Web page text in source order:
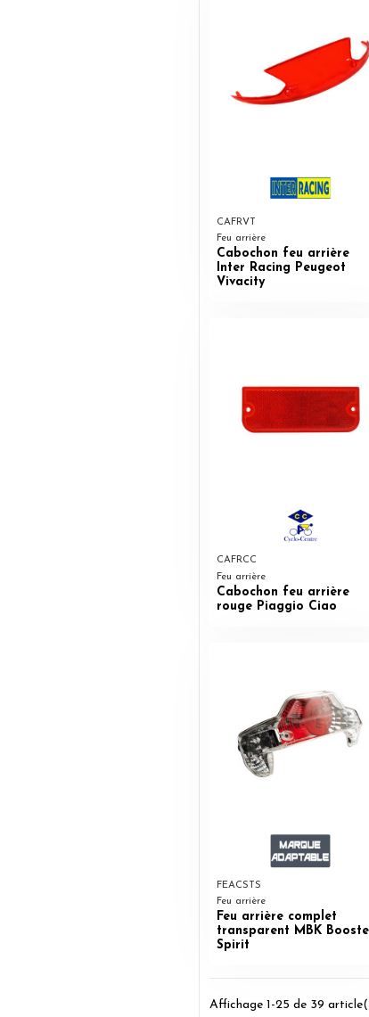
CAFRVT
Feu arrière
Cabochon feu arrière
Inter Racing Peugeot
Vivacity
CAFRCC
Feu arrière
Cabochon feu arrière
rouge Piaggio Ciao
FEACSTS
Feu arrière
Feu arrière complet
transparent MBK
Spirit
Affichage 1-25 de 39